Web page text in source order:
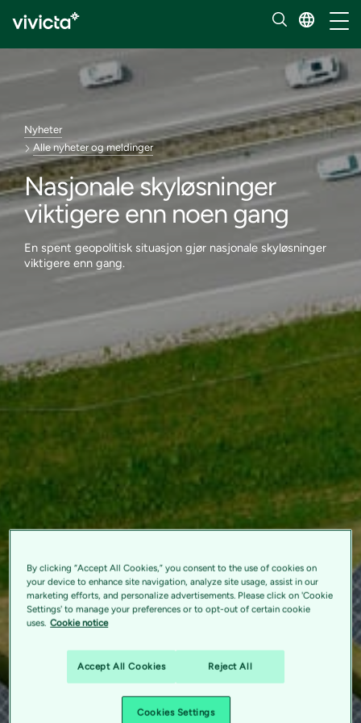
Nyheter
Alle nyheter og meldinger
Nasjonale skyløsninger
viktigere enn noen gang
En spent geopolitisk situasjon gjør nasjonale skyløsninger
viktigere enn gang.
By clicking “Accept All Cookies,” you consent to the use of cookies on
your device to enhance site navigation, analyze site usage, assist in our
marketing efforts, and personalize advertisements. Please click on 'Cookie
Settings' to manage your preferences or to opt-out of certain cookie
uses. Cookie notice
Accept All Cookies Reject All
Cookies Settings